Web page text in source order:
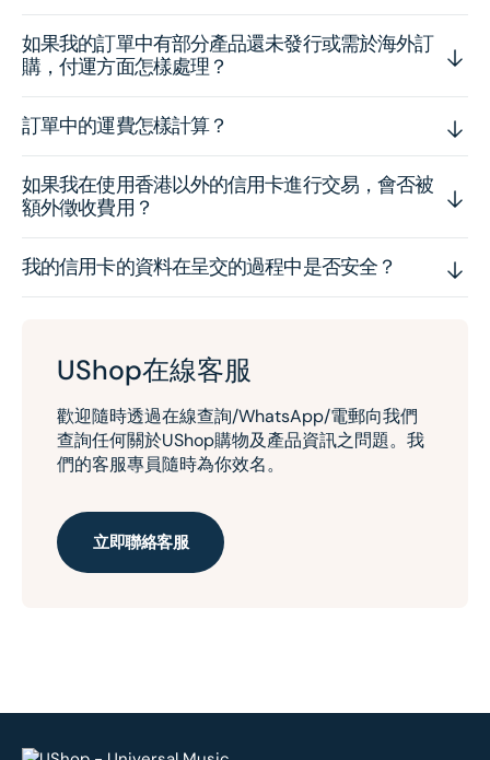
如果我的訂單中有部分產品還未發行或需於海外訂
購，付運方面怎樣處理？
訂單中的運費怎樣計算？
如果我在使用香港以外的信用卡進行交易，會否被
額外徵收費用？
我的信用卡的資料在呈交的過程中是否安全？
UShop在線客服
歡迎隨時透過在線查詢/WhatsApp/電郵向我們
查詢任何關於UShop購物及產品資訊之問題。我
們的客服專員隨時為你效名。
立即聯絡客服